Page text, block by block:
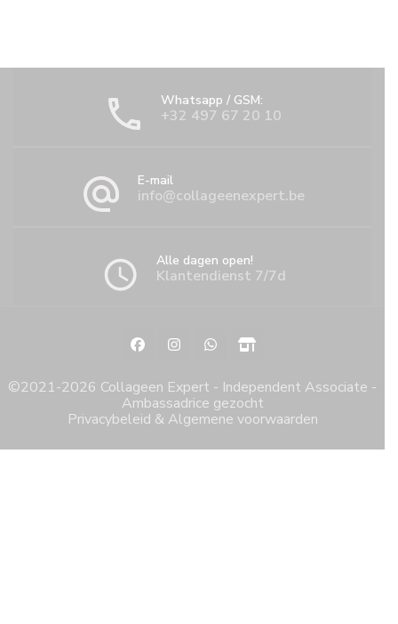
Whatsapp / GSM:
+32 497 67 20 10
E-mail
info@collageenexpert.be
Alle dagen open!
Klantendienst 7/7d
©2021-2026 Collageen Expert - Independent Associate -
Ambassadrice gezocht
Privacybeleid & Algemene voorwaarden